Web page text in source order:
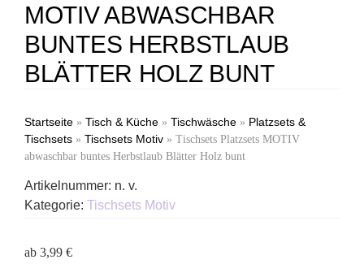
MOTIV ABWASCHBAR
BUNTES HERBSTLAUB
BLÄTTER HOLZ BUNT
Startseite » Tisch & Küche » Tischwäsche » Platzsets &
Tischsets » Tischsets Motiv » Tischsets Platzsets MOTIV
abwaschbar buntes Herbstlaub Blätter Holz bunt
Artikelnummer: n. v.
Kategorie: Tischsets Motiv
ab 3,99 €